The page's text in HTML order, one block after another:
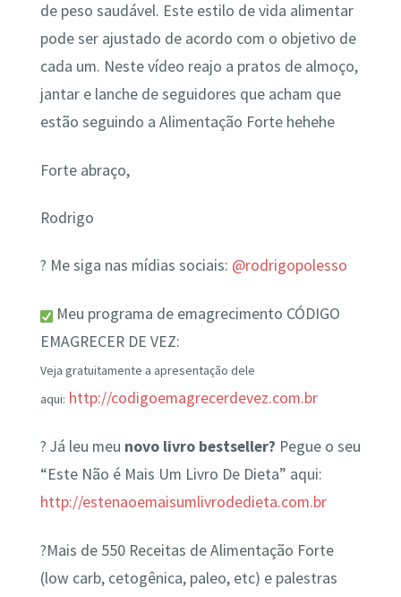
de peso saudável. Este estilo de vida alimentar
pode ser ajustado de acordo com o objetivo de
cada um. Neste vídeo reajo a pratos de almoço,
jantar e lanche de seguidores que acham que
estão seguindo a Alimentação Forte hehehe
Forte abraço,
Rodrigo
? Me siga nas mídias sociais: @rodrigopolesso
Meu programa de emagrecimento CÓDIGO
EMAGRECER DE VEZ:
Veja gratuitamente a apresentação dele
aqui: http://codigoemagrecerdevez.com.br
? Já leu meu novo livro bestseller? Pegue o seu
“Este Não é Mais Um Livro De Dieta” aqui:
http://estenaoemaisumlivrodedieta.com.br
?Mais de 550 Receitas de Alimentação Forte
(low carb, cetogênica, paleo, etc) e palestras